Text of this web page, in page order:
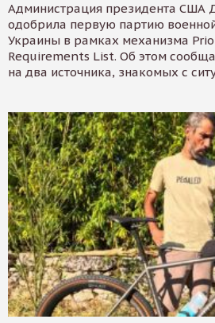
Администрация президента США
одобрила первую партию
Украины в рамках механизма
Requirements List. Об этом
на два источника, знакомых с